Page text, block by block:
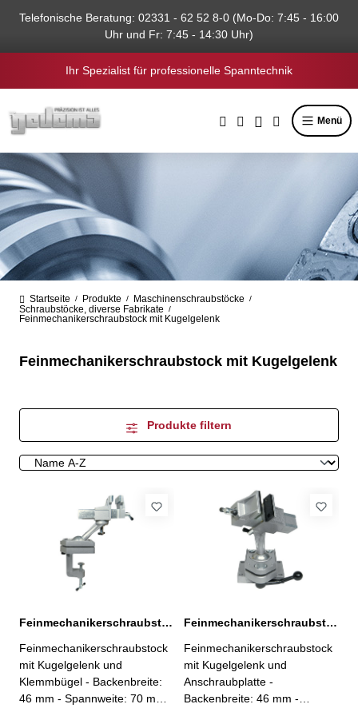
springen
Telefonische Beratung: 02331 - 62 52 8-0 (Mo-Do: 7:45 - 16:00
Uhr und Fr: 7:45 - 14:30 Uhr)
Ihr Spezialist für professionelle Spanntechnik
Menü
Startseite / Produkte / Maschinenschraubstöcke /
Schraubstöcke, diverse Fabrikate /
Feinmechanikerschraubstock mit Kugelgelenk
Feinmechanikerschraubstock mit Kugelgelenk
Produkte filtern
Feinmechanikerschraubstock mit Kugelgelenk, 46 mm
Feinmechanikerschraubstock
mit Kugelgelenk und
Klemmbügel - Backenbreite:
46 mm - Spannweite: 70 mm -
Feinmechanikerschraubstock mit Kugelgelenk, 46 mm
Feinmechanikerschraubstock
mit Kugelgelenk und
Anschraubplatte -
Backenbreite: 46 mm -